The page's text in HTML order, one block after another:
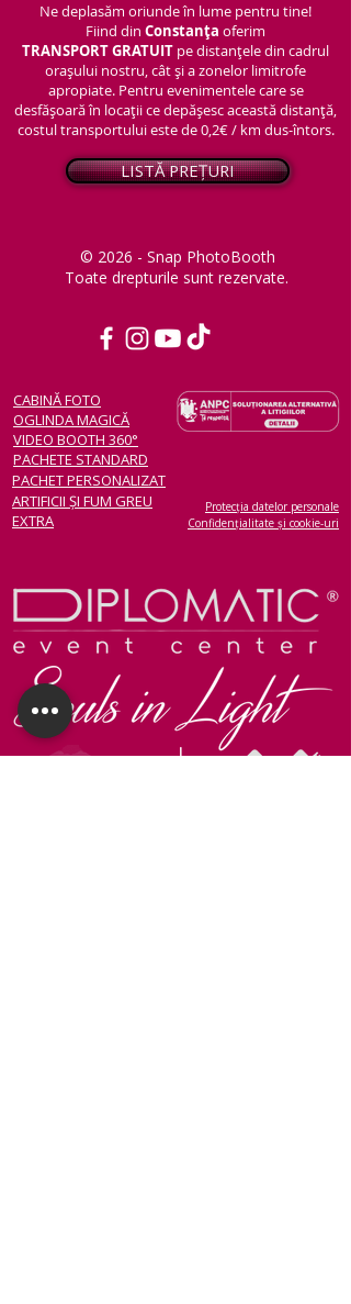
Ne deplasăm oriunde în lume pentru tine!
Fiind din Constanța oferim
TRANSPORTGRATUIT pe distanțele din cadrul
orașului nostru, cât și a zonelor limitrofe
apropiate. Pentru evenimentele care se
desfășoară în locații ce depășesc această distanță,
costul transportului este de 0,2€ / km dus-întors.
LISTĂ PREȚURI
Toate drepturile sunt rezervate.
© 2026 - Snap PhotoBooth
Protecția datelor personale
Confidențialitate și cookie-uri
CABINĂ FOTO
OGLINDA MAGICĂ
VIDEO BOOTH 360°
PACHETE STANDARD
PACHET PERSONALIZAT
ARTIFICII ȘI FUM GREU
EXTRA